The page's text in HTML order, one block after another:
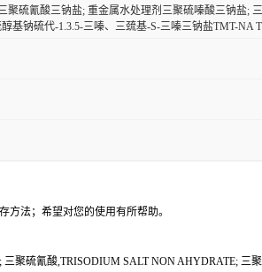
聚硫氰酸三钠盐; 重金属水处理剂三聚硫嗪酸三钠盐;
基钠硫代-1.3.5-三嗪、三巯基-S-三嗪三钠盐TMT-NA
方法；希望对您的使用有所帮助。
聚硫氰酸,TRISODIUM SALT NON AHYDRATE; 三